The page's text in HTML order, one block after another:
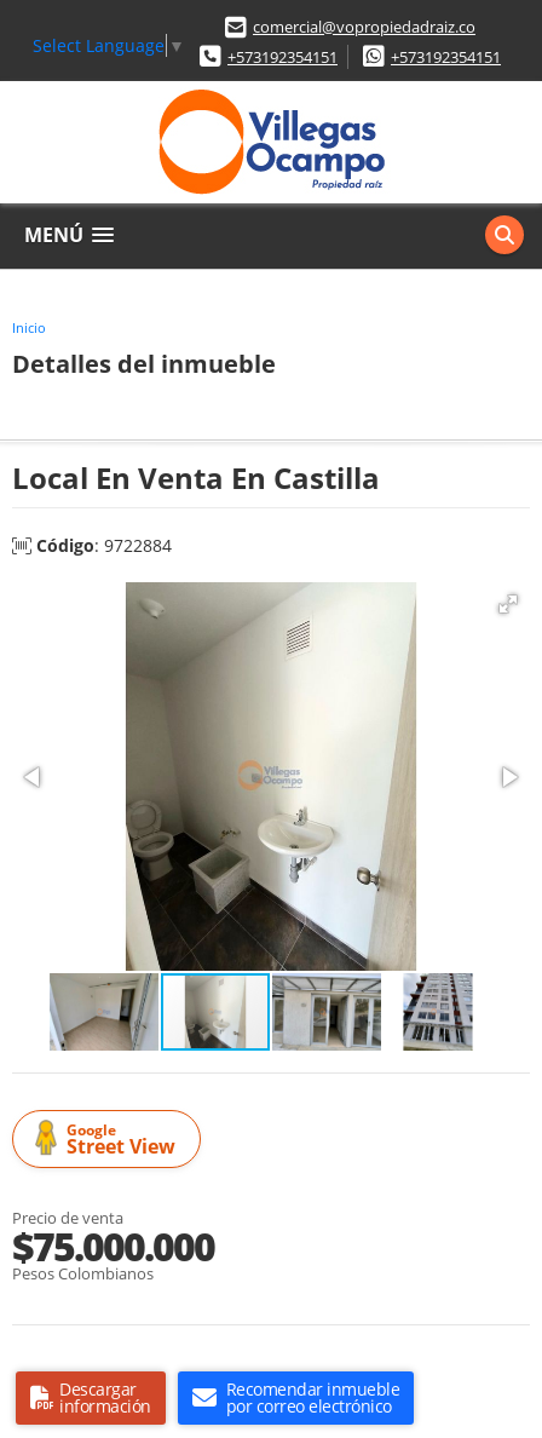
Select Language ▼
comercial@vopropiedadraiz.co
+573192354151
+573192354151
MENÚ
Inicio
Detalles del inmueble
Local En Venta En Castilla
Código: 9722884
Google
Street View
Precio de venta
$75.000.000
Pesos Colombianos
Descargar
información
Recomendar inmueble
por correo electrónico